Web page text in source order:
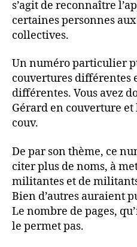
s’agit de reconnaître
certaines personnes
collectives.
Un numéro particulier
couvertures différentes
différentes. Vous avez
Gérard en couverture et
couv.
De par son thème, ce
citer plus de noms, à
militantes et de militants
Bien d’autres auraient
Le nombre de pages,
le permet pas.